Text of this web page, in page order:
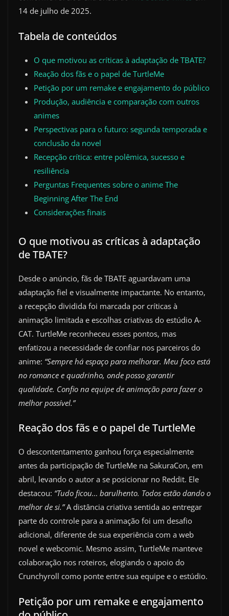
14 de julho de 2025.
Tabela de conteúdos
O que motivou as críticas à adaptação de TBATE?
Reação dos fãs e o papel de TurtleMe
Petição por um remake e engajamento do público
Produção, audiência e comparação com outros
animes
Perspectivas para o futuro: segunda temporada e
conclusão da novel
Recepção crítica: entre polêmica, sucesso e
resiliência
Perguntas Frequentes sobre o anime The
Beginning After The End
Considerações finais
O que motivou as críticas à adaptação
de TBATE?
Desde o anúncio, fãs de TBATE aguardavam uma
adaptação fiel e visualmente impactante. No entanto,
a recepção dividida foi marcada por críticas à
animação limitada e escolhas criativas do estúdio A-
CAT. TurtleMe reconheceu esses pontos, mas
enfatizou a necessidade de confiar nos parceiros do
anime: “Sempre há espaço para melhorar. Meu foco está
no romance e quadrinho, onde posso garantir
qualidade. Confio na equipe de animação para fazer o
melhor possível.”
Reação dos fãs e o papel de TurtleMe
O descontentamento ganhou força especialmente
antes da participação de TurtleMe na SakuraCon, em
abril, levando o autor a se posicionar no Reddit. Ele
destacou: “Tudo ficou… barulhento. Todos estão dando o
melhor de si.”A distância criativa sentida ao entregar
parte do controle para a animação foi um desafio
adicional, diferente de sua experiência com a web
novel e webcomic. Mesmo assim, TurtleMe manteve
colaboração nos roteiros, elogiando o apoio do
Crunchyroll como ponte entre sua equipe e o estúdio.
Petição por um remake e engajamento